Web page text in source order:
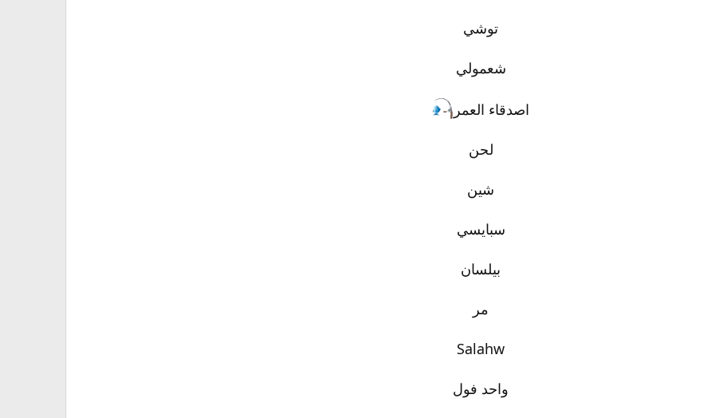
توشي
شعمولي
اصدقاء العمر
لحن
شين
سبايسي
بيلسان
مر
Salahw
واحد فول